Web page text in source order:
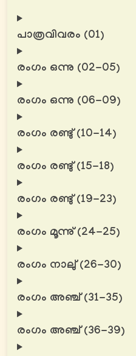
പാത്രവിവരം (01)
രംഗം ഒന്നു (02-05)
രംഗം ഒന്നു (06-09)
രംഗം രണ്ടു് (10-14)
രംഗം രണ്ടു് (15-18)
രംഗം രണ്ടു് (19-23)
രംഗം മൂന്നു് (24-25)
രംഗം നാലു് (26-30)
രംഗം അഞ്ച് (31-35)
രംഗം അഞ്ച് (36-39)